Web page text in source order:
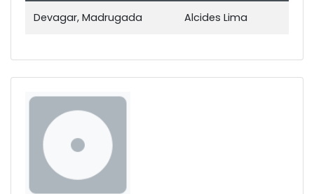
Devagar, Madrugada Alcides Lima